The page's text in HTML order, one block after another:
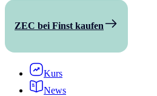
ZEC bei Finst kaufen
Kurs
News